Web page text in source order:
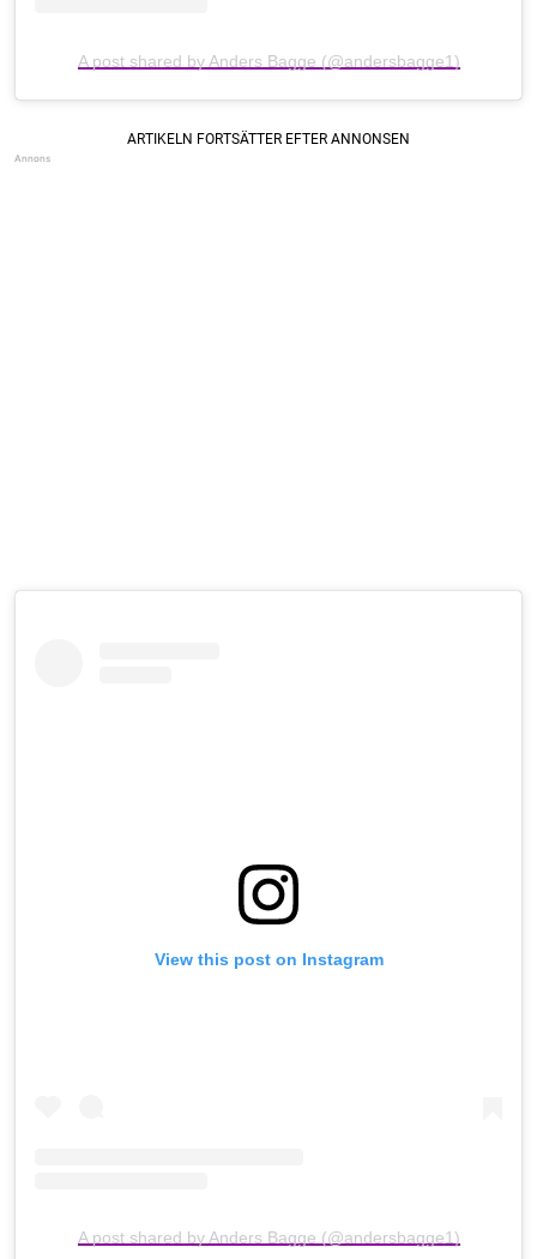
A post shared by Anders Bagge (@andersbagge1)
View this post on Instagram
A post shared by Anders Bagge (@andersbagge1)